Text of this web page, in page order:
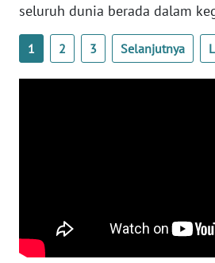
seluruh dunia berada dalam
1 2 3 Selanjutnya
NTT
BARAT